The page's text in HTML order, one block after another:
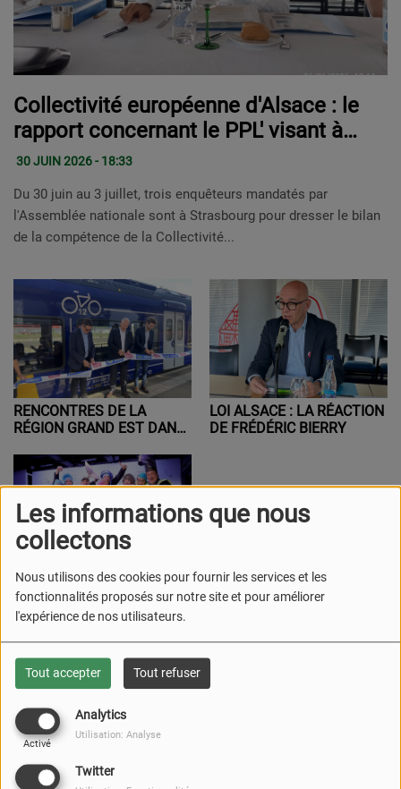
Les informations que nous
collectons
Nous utilisons des cookies pour fournir les services et les
fonctionnalités proposés sur notre site et pour améliorer
l'expérience de nos utilisateurs.
Tout accepter Tout refuser
Analytics
Activé
Utilisation: Analyse
Twitter
Collectivité européenne d'Alsace : le
rapport concernant le PPL' visant à
faire sortir la CEA de la région Grand
30 JUIN 2026 - 18:33
Du 30 juin au 3 juillet, trois enquêteurs mandatés par
l'Assemblée nationale sont à Strasbourg pour dresser le bilan
de la compétence de la Collectivité...
RENCONTRES DE LA
RÉGION GRAND EST DANS
LOI ALSACE : LA RÉACTION
DE FRÉDÉRIC BIERRY
DRUSENHEIM : 31ÈME
REVUE DE LA
CHOUCROUTERIE LE 8 MAI
DERNIERS TITRES DIFFUSÉS
00:38 Proud mary